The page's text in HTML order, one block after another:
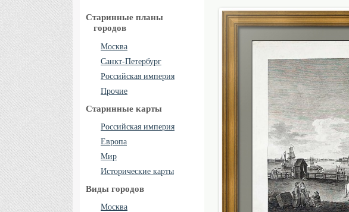
Старинные планы
городов
Москва
Санкт-Петербург
Российская империя
Прочие
Старинные карты
Российская империя
Европа
Мир
Исторические карты
Виды городов
Москва